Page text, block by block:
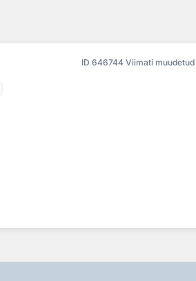
ID 646744 Viimati muudetud